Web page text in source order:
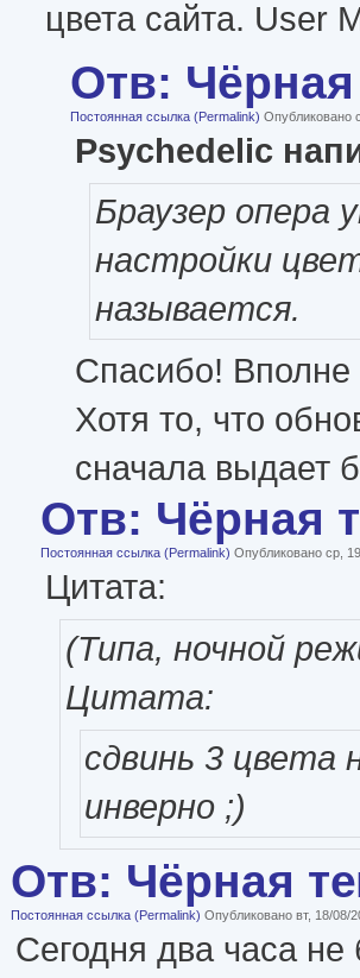
цвета сайта. User
Отв:
Постоянная ссылка (Permalink) Опубликовано
Psychedelic
Браузер опера
настройки
называется.
Спасибо!
Хотя то, что
сначала выдает
Отв: Чёрная
Постоянная ссылка (Permalink) Опубликовано ср,
Цитата:
(Типа, ночной
Цитата:
сдвинь 3 цвета
инверно ;)
Отв: Чёрная
Постоянная ссылка (Permalink) Опубликовано вт, 18/08/
Сегодня два часа